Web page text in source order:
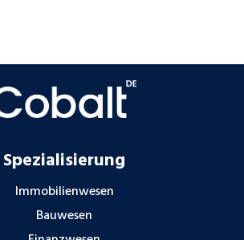
Spezialisierung
Immobilienwesen
Bauwesen